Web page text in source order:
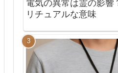
電気の異常は霊の影響
リチュアルな意味